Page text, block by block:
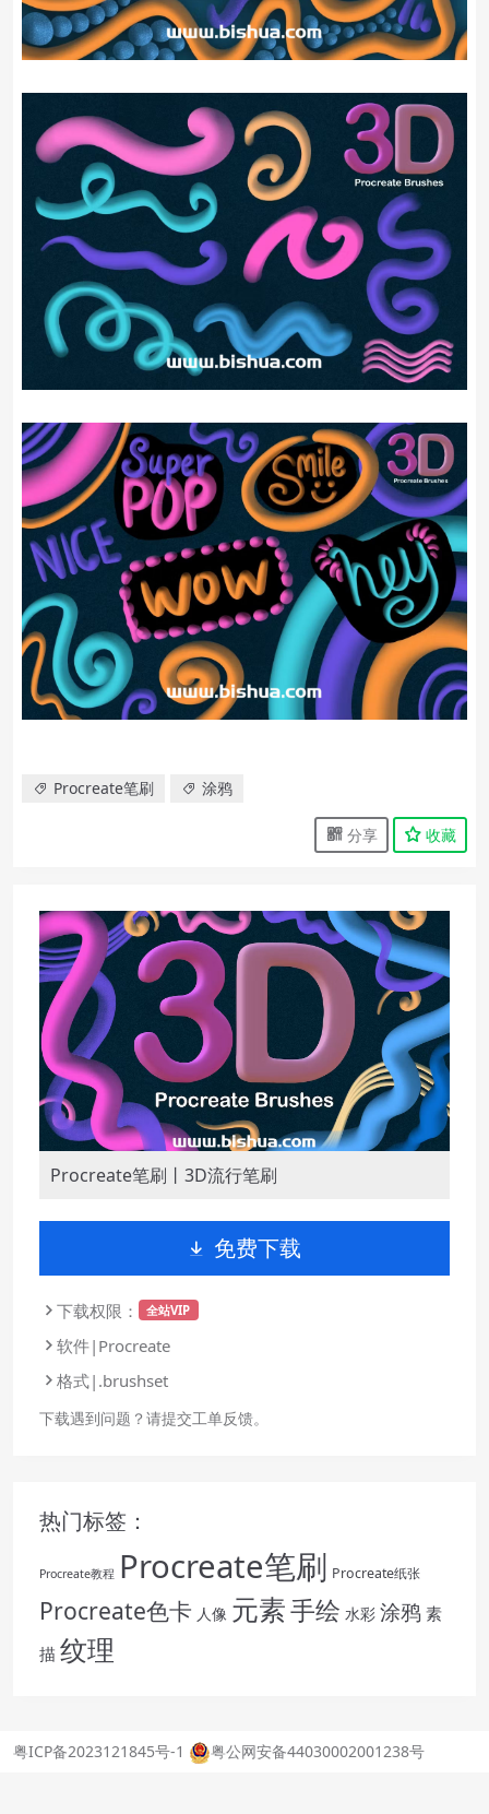
Procreate笔刷 涂鸦
分享 收藏
Procreate笔刷丨3D流行笔刷
免费下载
下载权限： 全站VIP
软件|Procreate
格式|.brushset
下载遇到问题？请提交工单反馈。
热门标签：
Procreate教程 Procreate笔刷 Procreate纸张
Procreate色卡 人像 元素手绘 水彩 涂鸦 素
描 纹理
粤ICP备2023121845号-1 粤公网安备44030002001238号